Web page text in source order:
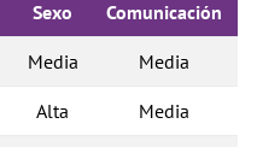
Sexo Comunicación
Media Media
Alta Media